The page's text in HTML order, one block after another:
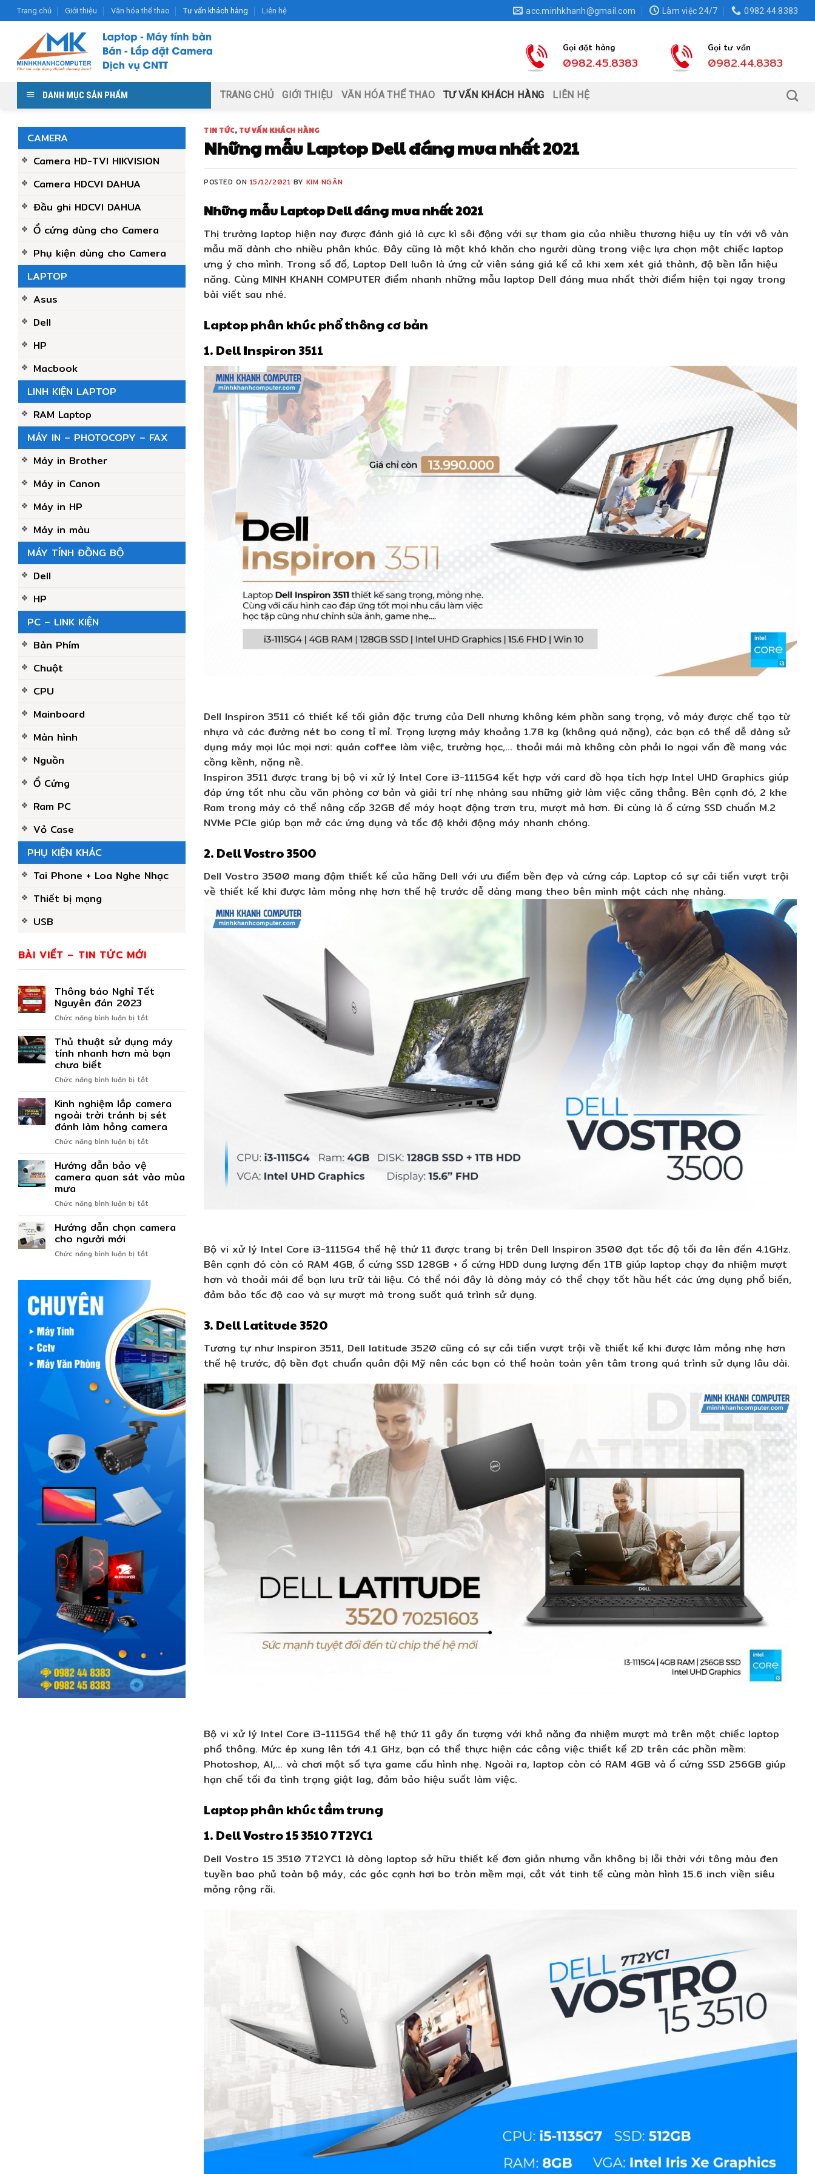
Skip
to
content
Trang chủ Giới thiệu Văn hóa thể thao Tư vấn khách hàng Liên hệ acc.minhkhanh@gmail.com Làm việc 24/7 0982.44.8383
Gọi đặt hàng
0982.45.8383
Gọi tư vấn
0982.44.8383
DANH MỤC SẢN PHẨM TRANG CHỦ GIỚI THIỆU VĂN HÓA THỂ THAO TƯ VẤN KHÁCH HÀNG LIÊN HỆ
CAMERA
Camera HD-TVI HIKVISION
Camera HDCVI DAHUA
Đầu ghi HDCVI DAHUA
Ổ cứng dùng cho Camera
Phụ kiện dùng cho Camera
LAPTOP
Asus
Dell
HP
Macbook
LINH KIỆN LAPTOP
RAM Laptop
MÁY IN – PHOTOCOPY – FAX
Máy in Brother
Máy in Canon
Máy in HP
Máy in màu
MÁY TÍNH ĐỒNG BỘ
Dell
HP
PC – LINK KIỆN
Bàn Phím
Chuột
CPU
Mainboard
Màn hình
Nguồn
Ổ Cứng
Ram PC
Vỏ Case
PHỤ KIỆN KHÁC
Tai Phone + Loa Nghe Nhạc
Thiết bị mạng
USB
BÀI VIẾT – TIN TỨC MỚI
Thông báo Nghỉ Tết
Nguyên đán 2023
Chức năng bình luận bị tắtở
báo
Nghỉ
đán
Thủ thuật sử dụng máy
tính nhanh hơn mà bạn
chưa biết
Chức năng bình luận bị tắtở
thuật
sử
dụng
máy
tính
mà
Kinh nghiệm lắp camera
ngoài trời tránh bị sét
đánh làm hỏng camera
Chức năng bình luận bị tắtở
lắp
trời
bị
camera
Hướng dẫn bảo vệ
camera quan sát vào mùa
mưa
Chức năng bình luận bị tắtở
dẫn
camera
sát
vào
mưa
Hướng dẫn chọn camera
cho người mới
Chức năng bình luận bị tắtở
chọn
camera
cho
người
mới
TIN TỨC, TƯ VẤN KHÁCH HÀNG
Những mẫu Laptop Dell đáng mua nhất 2021
POSTED ON 15/12/2021 BY KIM NGÂN
Những mẫu Laptop Dell đáng mua nhất 2021
Thị trường laptop hiện nay được đánh giá là cực kì sôi động với sự tham gia của nhiều thương hiệu uy tín với vô vàn
mẫu mã dành cho nhiều phân khúc. Đây cũng là một khó khăn cho người dùng trong việc lựa chọn một chiếc laptop
ưng ý cho mình. Trong số đố, Laptop Dell luôn là ứng cử viên sáng giá kể cả khi xem xét giá thành, độ bền lẫn hiệu
năng. Cùng MINH KHANH COMPUTER điểm nhanh những mẫu laptop Dell đáng mua nhất thời điểm hiện tại ngay trong
bài viết sau nhé.
Laptop phân khúc phổ thông cơ bản
1. Dell Inspiron 3511
Dell Inspiron 3511 có thiết kế tối giản đặc trưng của Dell nhưng không kém phần sang trọng, vỏ máy được chế tạo từ
nhựa và các đường nét bo cong tỉ mỉ. Trọng lượng máy khoảng 1.78 kg (không quá nặng), các bạn có thể dễ dàng sử
dụng máy mọi lúc mọi nơi: quán coffee làm việc, trường học,… thoải mái mà không còn phải lo ngại vấn đề mang vác
cồng kềnh, nặng nề.
Inspiron 3511 được trang bị bộ vi xử lý Intel Core i3-1115G4 kết hợp với card đồ họa tích hợp Intel UHD Graphics giúp
đáp ứng tốt nhu cầu văn phòng cơ bản và giải trí nhẹ nhàng sau những giờ làm việc căng thẳng. Bên cạnh đó, 2 khe
Ram trong máy có thể nâng cấp 32GB để máy hoạt động trơn tru, mượt mà hơn. Đi cùng là ổ cứng SSD chuẩn M.2
NVMe PCIe giúp bạn mở các ứng dụng và tốc độ khởi động máy nhanh chóng.
2. Dell Vostro 3500
Dell Vostro 3500 mang đậm thiết kế của hãng Dell với ưu điểm bền đẹp và cứng cáp. Laptop có sự cải tiến vượt trội
về thiết kế khi được làm mỏng nhẹ hơn thế hệ trước dễ dàng mang theo bên mình một cách nhẹ nhàng.
Bộ vi xử lý Intel Core i3-1115G4 thế hệ thứ 11 được trang bị trên Dell Inspiron 3500 đạt tốc độ tối đa lên đến 4.1GHz.
Bên cạnh đó còn có RAM 4GB, ổ cứng SSD 128GB + ổ cứng HDD dung lượng đến 1TB giúp laptop chạy đa nhiệm mượt
hơn và thoải mái để bạn lưu trữ tài liệu. Có thể nói đây là dòng máy có thể chạy tốt hầu hết các ứng dụng phổ biến,
đảm bảo tốc độ cao và sự mượt mà trong suốt quá trình sử dụng.
3. Dell Latitude 3520
Tương tự như Inspiron 3511, Dell latitude 3520 cũng có sự cải tiến vượt trội về thiết kế khi được làm mỏng nhẹ hơn
thế hệ trước, độ bền đạt chuẩn quân đội Mỹ nên các bạn có thể hoàn toàn yên tâm trong quá trình sử dụng lâu dài.
Bộ vi xử lý Intel Core i3-1115G4 thế hệ thứ 11 gây ấn tượng với khả năng đa nhiệm mượt mà trên một chiếc laptop
phổ thông. Mức ép xung lên tới 4.1 GHz, bạn có thể thực hiện các công việc thiết kế 2D trên các phần mềm:
Photoshop, AI,… và chơi một số tựa game cấu hình nhẹ. Ngoài ra, laptop còn có RAM 4GB và ổ cứng SSD 256GB giúp
hạn chế tối đa tình trạng giật lag, đảm bảo hiệu suất làm việc.
Laptop phân khúc tầm trung
1. Dell Vostro 15 3510 7T2YC1
Dell Vostro 15 3510 7T2YC1 là dòng laptop sở hữu thiết kế đơn giản nhưng vẫn không bị lỗi thời với tông màu đen
tuyền bao phủ toàn bộ máy, các góc cạnh hơi bo tròn mềm mại, cắt vát tinh tế cùng màn hình 15.6 inch viền siêu
mỏng rộng rãi.